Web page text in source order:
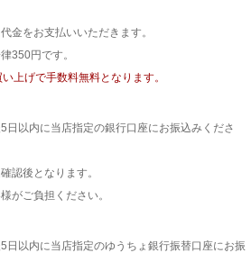
金をお支払いいただきます。
350円です。
上げで手数料無料となります。
日以内に当店指定の銀行口座にお振込みくださ
認後となります。
がご負担ください。
日以内に当店指定のゆうちょ銀行振替口座にお振